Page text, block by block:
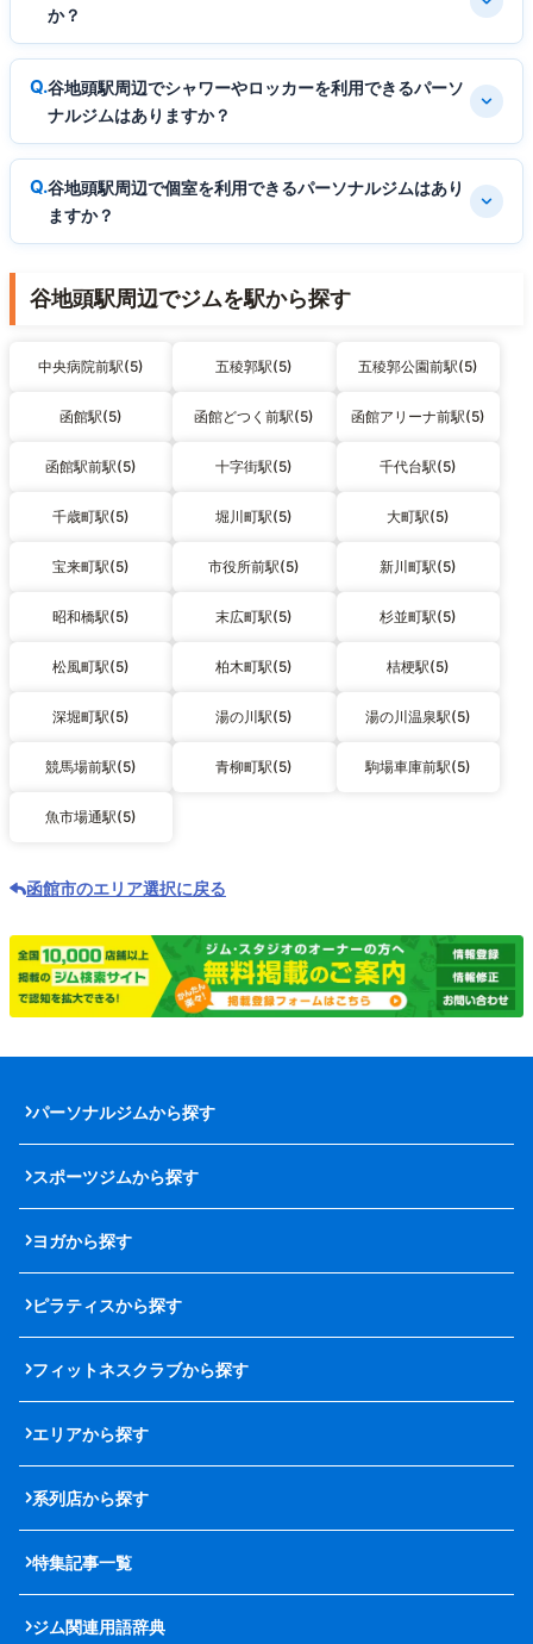
か？
谷地頭駅周辺でシャワーやロッカーを利用できるパーソ
ナルジムはありますか？
谷地頭駅周辺で個室を利用できるパーソナルジムはあり
ますか？
谷地頭駅周辺でジムを駅から探す
中央病院前駅(5) 五稜郭駅(5) 五稜郭公園前駅(5)
函館駅(5) 函館どつく前駅(5) 函館アリーナ前駅(5)
函館駅前駅(5) 十字街駅(5) 千代台駅(5)
千歳町駅(5) 堀川町駅(5) 大町駅(5)
宝来町駅(5) 市役所前駅(5) 新川町駅(5)
昭和橋駅(5) 末広町駅(5) 杉並町駅(5)
松風町駅(5) 柏木町駅(5) 桔梗駅(5)
深堀町駅(5) 湯の川駅(5) 湯の川温泉駅(5)
競馬場前駅(5) 青柳町駅(5) 駒場車庫前駅(5)
魚市場通駅(5)
函館市のエリア選択に戻る
パーソナルジムから探す
スポーツジムから探す
ヨガから探す
ピラティスから探す
フィットネスクラブから探す
エリアから探す
系列店から探す
特集記事一覧
ジム関連用語辞典